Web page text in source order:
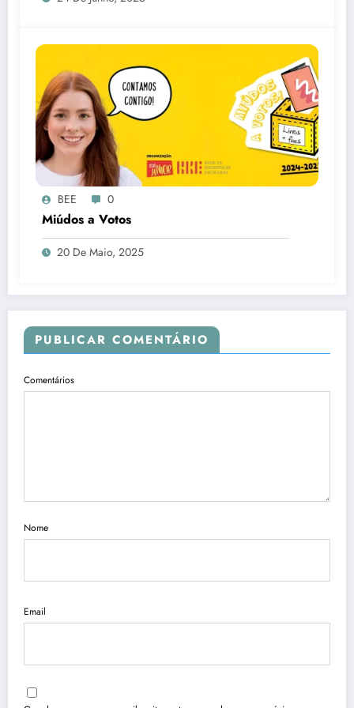
BEE 0
Miúdos a Votos
20 De Maio, 2025
PUBLICAR COMENTÁRIO
Comentários
Nome
Email